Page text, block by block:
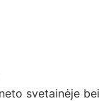
svetainėje